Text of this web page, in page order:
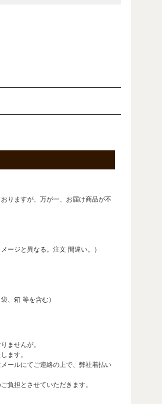
りますが、万が一、お届け商品が不
ージと異なる。注文 間違い。）
、箱 等を含む）
ませんが。
ます。
ールにてご連絡の上で、弊社着払い
負担とさせていただきます。